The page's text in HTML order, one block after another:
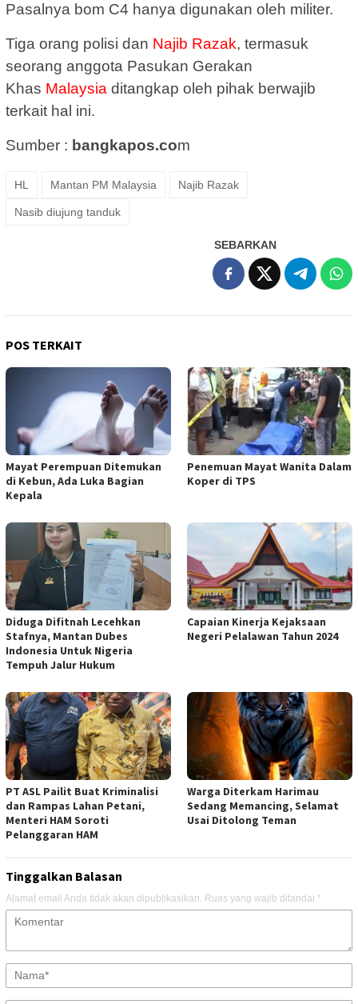
Pasalnya bom C4 hanya digunakan oleh militer.
Tiga orang polisi dan Najib Razak, termasuk
seorang anggota Pasukan Gerakan
Khas Malaysia ditangkap oleh pihak berwajib
terkait hal ini.
Sumber : bangkapos.com
HL Mantan PM Malaysia Najib Razak
Nasib diujung tanduk
SEBARKAN
POS TERKAIT
Mayat Perempuan Ditemukan
di Kebun, Ada Luka Bagian
Kepala
Penemuan Mayat Wanita Dalam
Koper di TPS
Diduga Difitnah Lecehkan
Stafnya, Mantan Dubes
Indonesia Untuk Nigeria
Tempuh Jalur Hukum
Capaian Kinerja Kejaksaan
Negeri Pelalawan Tahun 2024
PT ASL Pailit Buat Kriminalisi
dan Rampas Lahan Petani,
Menteri HAM Soroti
Pelanggaran HAM
Warga Diterkam Harimau
Sedang Memancing, Selamat
Usai Ditolong Teman
Tinggalkan Balasan
Alamat email Anda tidak akan dipublikasikan. Ruas yang wajib ditandai *